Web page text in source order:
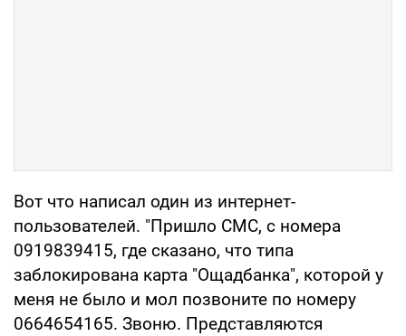
Вот что написал один из интернет-
пользователей. "Пришло СМС, с номера
0919839415, где сказано, что типа
заблокирована карта "Ощадбанка", которой у
меня не было и мол позвоните по номеру
0664654165. Звоню. Представляются